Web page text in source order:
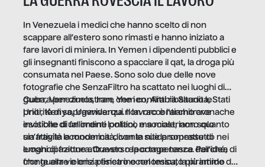
In Venezuela i medici che hanno scelto di non
scappare all’estero sono rimasti e hanno iniziato a
fare lavori di miniera. In Yemen i dipendenti pubblici e
gli insegnanti finiscono a spacciare il qat, la droga più
consumata nel Paese. Sono solo due delle nove
fotografie che SenzaFiltro ha scattato nei luoghi di
guerra per dimostrare che i conflitti ribaltano le
priorità di sopravvivenza. Il lavoro è l’architrave
invisibile di un ordine politico e sociale, non solo
un’attività economica: diventa nitida soprattutto nei
luoghi di frattura. Questo reportage nasce dall’idea
che guerre e crisi penetrino nel tessuto più intimo
Cuba, Venezuela, Iran, Yemen, Arabia Saudita, Stati
Uniti, Kenya, Uganda: qui non raccontiamo cronache
esotiche di fallimenti lontani, ma mostriamo quanto
sia fragile la modernità, con le sue promesse di
emancipazione attraverso la competenza. Perché, di
fronte alla violenza fisica o economica, la piramide del